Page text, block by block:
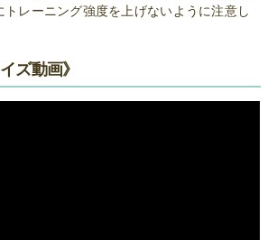
トレーニング強度を上げないように注意し
ズ動画》